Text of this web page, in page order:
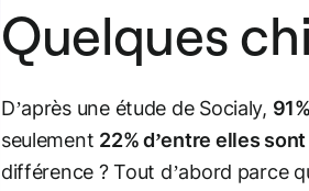
Quelques
D’après une étude de Socialy,
seulement 22% d’entre elles
différence ? Tout d’abord parce